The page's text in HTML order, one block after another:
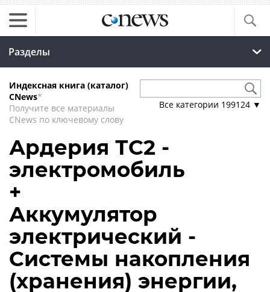
Разделы
Индексная книга (каталог)
CNews*
Получите все материалы
CNews по ключевому слову
Все категории 199124 ▼
Ардерия ТС2 -
электромобиль
+
Аккумулятор
электрический -
Системы накопления
(хранения) энергии,